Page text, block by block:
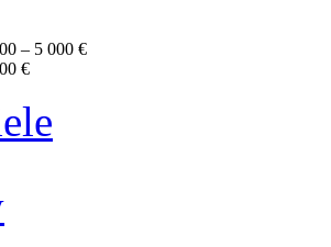
– 5 000 €
€